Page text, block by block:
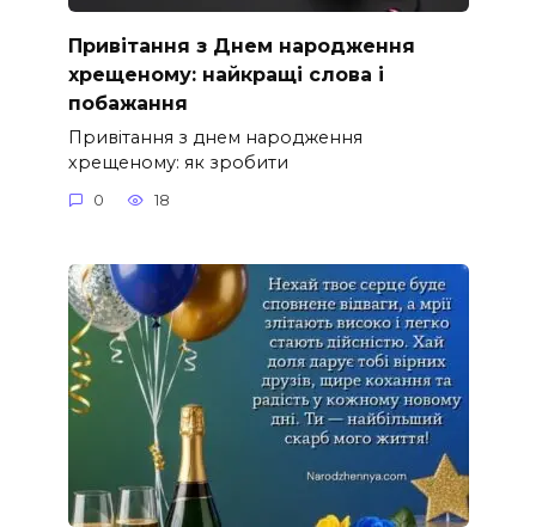
Привітання з Днем народження
хрещеному: найкращі слова і
побажання
Привітання з днем народження
хрещеному: як зробити
0 18